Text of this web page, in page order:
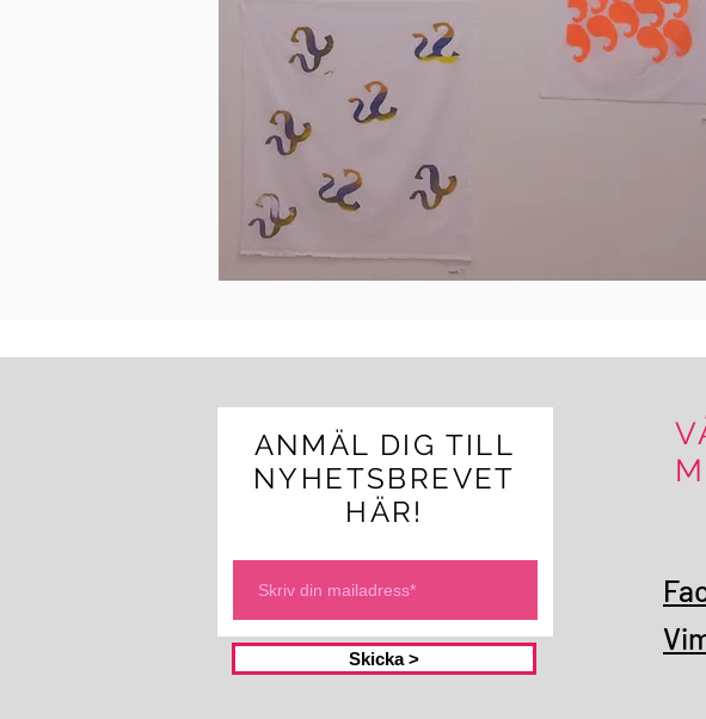
ANMÄL DIG TILL
NYHETSBREVET
HÄR!
Skicka >